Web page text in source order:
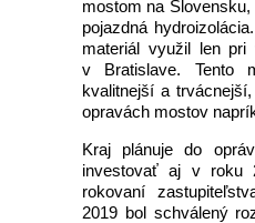
mostom na
pojazdná
materiál využil len pri
v Bratislave. Tento
kvalitnejší a
opravách mostov
Kraj plánuje do
investovať aj v roku
rokovaní
2019 bol schválený